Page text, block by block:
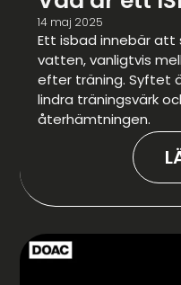
14 maj 2025
Ett isbad innebär att
vatten, vanligtvis
efter träning. Syftet
lindra träningsvärk
återhämtningen.